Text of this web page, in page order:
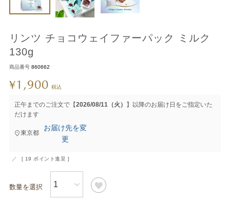
リンツ チョコウェイファーパック ミルク
130g
商品番号 860662
¥1,900 税込
正午までのご注文で【2026/08/11（火） 】以降のお届け日をご指定いた
だけます
東京都
お届け先を変
更
[ 19 ポイント進呈 ]